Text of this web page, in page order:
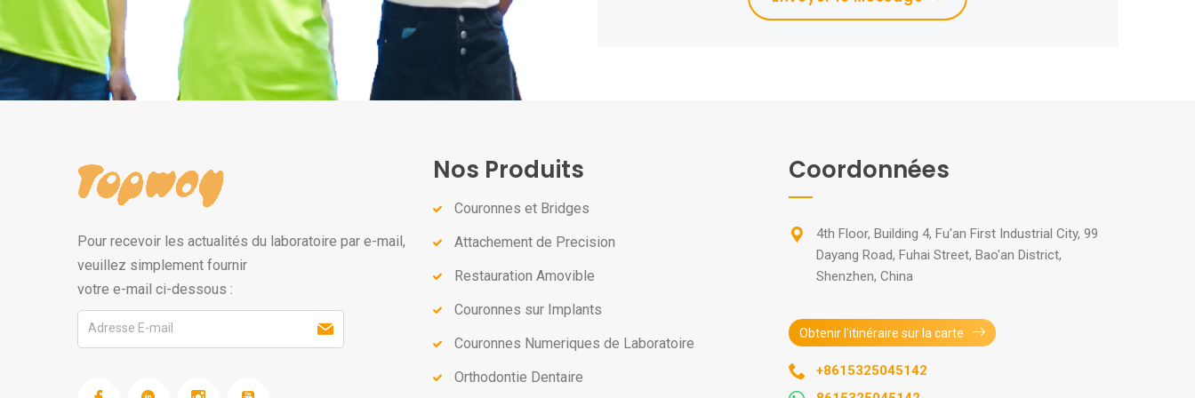
Pour recevoir les actualités du laboratoire par e-mail,
veuillez simplement fournir
votre e-mail ci-dessous :
Nos Produits
Couronnes et Bridges
Attachement de Precision
Restauration Amovible
Couronnes sur Implants
Couronnes Numeriques de Laboratoire
Orthodontie Dentaire
Coordonnées
4th Floor, Building 4, Fu'an First Industrial City, 99
Dayang Road, Fuhai Street, Bao'an District,
Shenzhen, China
Obtenir l'itinéraire sur la carte
+8615325045142